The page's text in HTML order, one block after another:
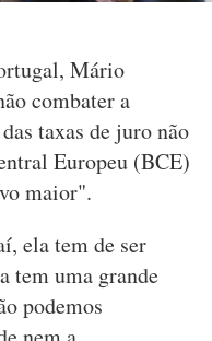
Mário
combater a
taxas de juro não
Europeu (BCE)
maior".
ela tem de ser
tem uma grande
podemos